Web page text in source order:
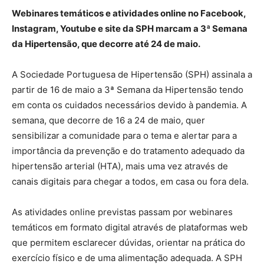
Webinares temáticos e atividades online no Facebook,
Instagram, Youtube e site da SPH marcam a 3ª Semana
da Hipertensão, que decorre até 24 de maio.
A Sociedade Portuguesa de Hipertensão (SPH) assinala a
partir de 16 de maio a 3ª Semana da Hipertensão tendo
em conta os cuidados necessários devido à pandemia. A
semana, que decorre de 16 a 24 de maio, quer
sensibilizar a comunidade para o tema e alertar para a
importância da prevenção e do tratamento adequado da
hipertensão arterial (HTA), mais uma vez através de
canais digitais para chegar a todos, em casa ou fora dela.
As atividades online previstas passam por webinares
temáticos em formato digital através de plataformas web
que permitem esclarecer dúvidas, orientar na prática do
exercício físico e de uma alimentação adequada. A SPH